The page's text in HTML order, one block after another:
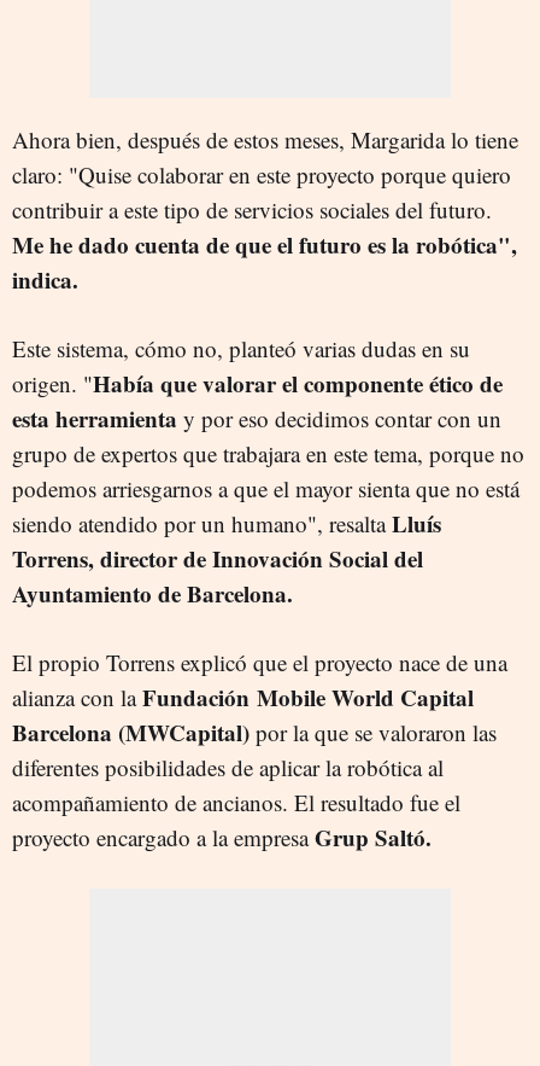
Ahora bien, después de estos meses, Margarida lo tiene
claro: "Quise colaborar en este proyecto porque quiero
contribuir a este tipo de servicios sociales del futuro.
Me he dado cuenta de que el futuro es la robótica",
indica.
Este sistema, cómo no, planteó varias dudas en su
origen. "Había que valorar el componente ético de
esta herramienta y por eso decidimos contar con un
grupo de expertos que trabajara en este tema, porque no
podemos arriesgarnos a que el mayor sienta que no está
siendo atendido por un humano", resaltaLluís
Torrens, director de Innovación Social del
Ayuntamiento de Barcelona.
El propio Torrens explicó que el proyecto nace de una
alianza con laFundación Mobile World Capital
Barcelona (MWCapital) por la que se valoraron las
diferentes posibilidades de aplicar la robótica al
acompañamiento de ancianos. El resultado fue el
proyecto encargado a la empresaGrup Saltó.